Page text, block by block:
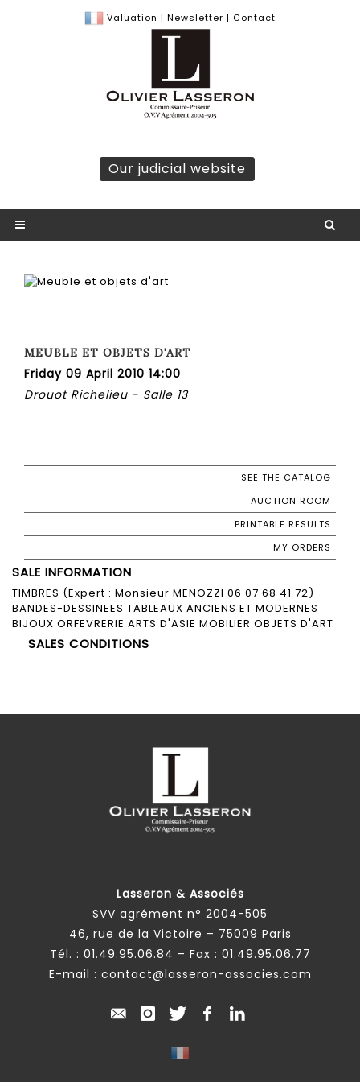
Valuation | Newsletter | Contact
Our judicial website
MEUBLE ET OBJETS D'ART
Friday 09 April 2010 14:00
Drouot Richelieu - Salle 13
SEE THE CATALOG
AUCTION ROOM
PRINTABLE RESULTS
MY ORDERS
SALE INFORMATION
TIMBRES (Expert : Monsieur MENOZZI 06 07 68 41 72)
BANDES-DESSINEES TABLEAUX ANCIENS ET MODERNES
BIJOUX ORFEVRERIE ARTS D'ASIE MOBILIER OBJETS D'ART
SALES CONDITIONS
Lasseron & Associés
SVV agrément n° 2004-505
46, rue de la Victoire – 75009 Paris
Tél. : 01.49.95.06.84 – Fax : 01.49.95.06.77
E-mail : contact@lasseron-associes.com